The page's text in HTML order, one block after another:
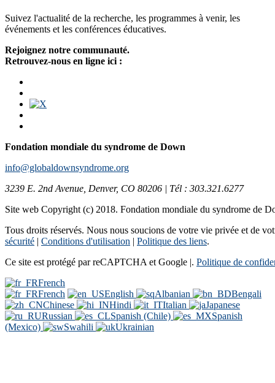
Suivez l'actualité de la recherche, les programmes à venir, les
événements et les conférences éducatives.
Rejoignez notre communauté.
Retrouvez-nous en ligne ici :
Fondation mondiale du syndrome de Down
info@globaldownsyndrome.org
3239 E. 2nd Avenue, Denver, CO 80206 | Tél : 303.321.6277
Site web Copyright (c) 2018. Fondation mondiale du syndrome de
Tous droits réservés. Nous nous soucions de votre vie privée et de
sécurité | Conditions d'utilisation | Politique des liens.
Ce site est protégé par reCAPTCHA et Google |. Politique de
French
French
English Albanian
Bengali
Chinese
Hindi Italian
Japanese
Russian
Spanish (Chile)
Spanish
(Mexico)
Swahili Ukrainian